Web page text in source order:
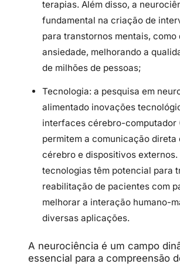
terapias. Além disso, a
fundamental na criação de
para transtornos mentais, como
ansiedade, melhorando a
de milhões de pessoas;
Tecnologia: a pesquisa em
alimentado inovações
interfaces cérebro-computador
permitem a comunicação direta
cérebro e dispositivos externos.
tecnologias têm potencial para
reabilitação de pacientes com
melhorar a interação humano-
diversas aplicações.
A neurociência é um campo
essencial para a compreensão